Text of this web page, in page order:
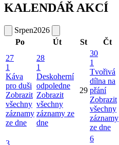
KALENDÁŘ AKCÍ
Srpen2026
Po
Út St Čt
27
1
Káva
pro duši
Zobrazit
všechny
záznamy
ze dne
28
1
Deskoherní
odpoledne
Zobrazit
všechny
záznamy ze
dne
29
30
1
Tvořivá
dílna na
přání
Zobrazit
všechny
záznamy
ze dne
3
6